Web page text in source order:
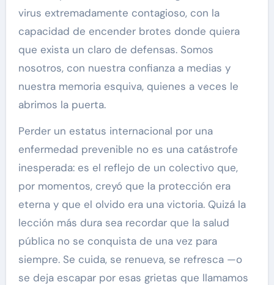
virus extremadamente contagioso, con la
capacidad de encender brotes donde quiera
que exista un claro de defensas. Somos
nosotros, con nuestra confianza a medias y
nuestra memoria esquiva, quienes a veces le
abrimos la puerta.
Perder un estatus internacional por una
enfermedad prevenible no es una catástrofe
inesperada: es el reflejo de un colectivo que,
por momentos, creyó que la protección era
eterna y que el olvido era una victoria. Quizá la
lección más dura sea recordar que la salud
pública no se conquista de una vez para
siempre. Se cuida, se renueva, se refresca —o
se deja escapar por esas grietas que llamamos